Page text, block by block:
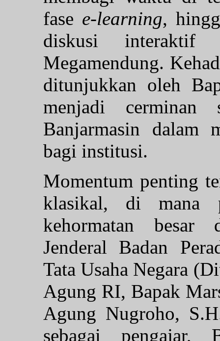
fase e-learning,
diskusi
Megamendung.
ditunjukkan oleh
menjadi cerminan
Banjarmasin dalam
bagi institusi.
Momentum penting
klasikal, di mana
kehormatan besar
Jenderal Badan
Tata Usaha Negara
Agung RI, Bapak
Agung Nugroho,
sebagai pengajar,